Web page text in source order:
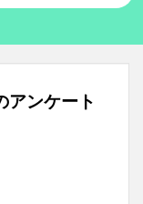
アンケート